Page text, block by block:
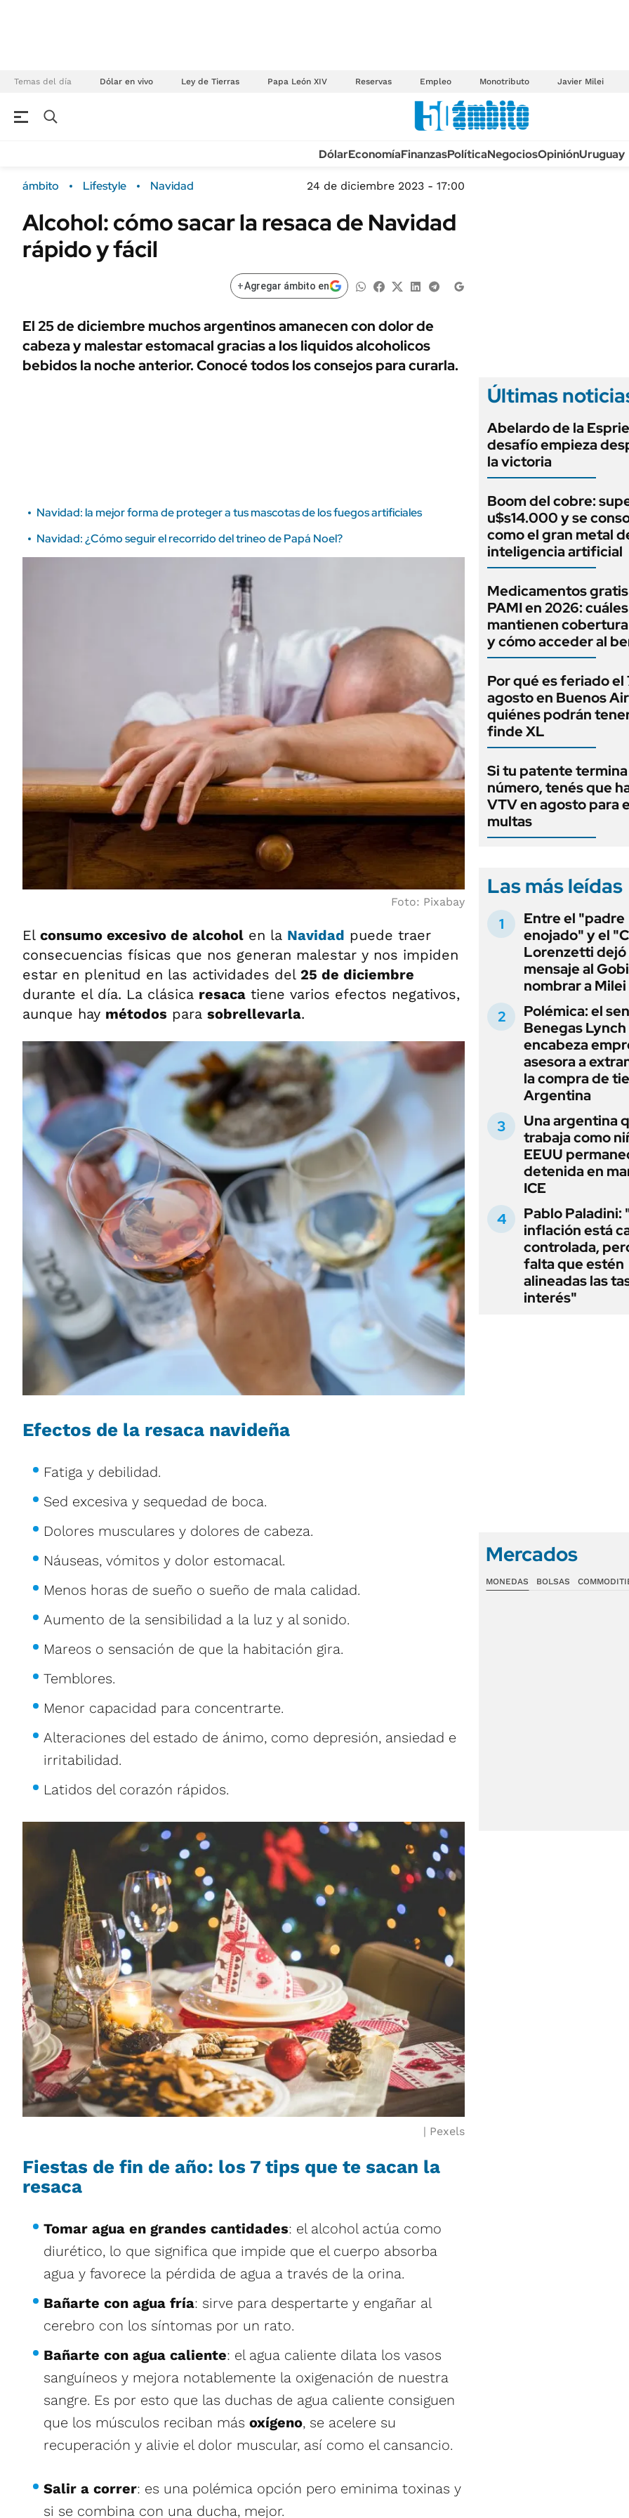
Temas del día Dólar en vivo Ley de Tierras Papa León XIV Reservas Empleo Monotributo Javier Milei
Campo
FINANZAS
ÁMBITO DEBATE
MEDIAKIT AMBITO DEBATE
Sustentabilidad
POLÍTICA
Municipios
URUGUAY
TECNOLOGÍA
MÉXICO
MUNDO
LIFESTYLE
AUTOS
DólarEconomíaFinanzasPolíticaNegociosOpiniónUruguay
ámbito Lifestyle Navidad 24 de diciembre 2023 - 17:00
Alcohol: cómo sacar la resaca de Navidad
rápido y fácil
+Agregar ámbito en
El 25 de diciembre muchos argentinos amanecen con dolor de
cabeza y malestar estomacal gracias a los liquidos alcoholicos
bebidos la noche anterior. Conocé todos los consejos para curarla.
Navidad: la mejor forma de proteger a tus mascotas de los fuegos artificiales
Navidad: ¿Cómo seguir el recorrido del trineo de Papá Noel?
Foto: Pixabay
El consumo excesivo de alcohol en la Navidad puede traer
consecuencias físicas que nos generan malestar y nos impiden
estar en plenitud en las actividades del 25 de diciembre
durante el día. La clásica resaca tiene varios efectos negativos,
aunque hay métodos para sobrellevarla.
Efectos de la resaca navideña
Fatiga y debilidad.
Sed excesiva y sequedad de boca.
Dolores musculares y dolores de cabeza.
Náuseas, vómitos y dolor estomacal.
Menos horas de sueño o sueño de mala calidad.
Aumento de la sensibilidad a la luz y al sonido.
Mareos o sensación de que la habitación gira.
Temblores.
Menor capacidad para concentrarte.
Alteraciones del estado de ánimo, como depresión, ansiedad e
irritabilidad.
Latidos del corazón rápidos.
Pexels
Fiestas de fin de año: los 7 tips que te sacan la
resaca
Tomar agua en grandes cantidades: el alcohol actúa como
diurético, lo que significa que impide que el cuerpo absorba
agua y favorece la pérdida de agua a través de la orina.
Bañarte con agua fría: sirve para despertarte y engañar al
cerebro con los síntomas por un rato.
Bañarte con agua caliente: el agua caliente dilata los vasos
sanguíneos y mejora notablemente la oxigenación de nuestra
sangre. Es por esto que las duchas de agua caliente consiguen
que los músculos reciban más oxígeno, se acelere su
recuperación y alivie el dolor muscular, así como el cansancio.
Salir a correr: es una polémica opción pero eminima toxinas y
si se combina con una ducha, mejor.
Últimas
Abelardo de la
desafío empieza
la victoria
Boom del cobre:
u$s14.000 y se
como el gran metal
inteligencia artificial
Medicamentos
PAMI en 2026: cuáles
mantienen cobertura
y cómo acceder al
Por qué es feriado el
agosto en Buenos
quiénes podrán
finde XL
Si tu patente
número, tenés que
VTV en agosto para
multas
Las más leídas
Entre el "padre
enojado" y el
Lorenzetti dejó
mensaje al
nombrar a Milei
Polémica: el
Benegas Lynch
encabeza
asesora a
la compra de
Argentina
Una argentina
trabaja como
EEUU
detenida en
ICE
Pablo Paladini:
inflación está
controlada,
falta que estén
alineadas las
interés"
Mercados
MONEDAS BOLSAS